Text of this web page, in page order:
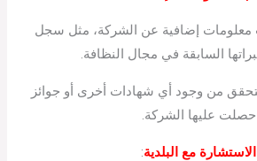
معلومات إضافية عن الشركة، مثل سجل
السابقة في مجال النظافة.
من وجود أي شهادات أخرى أو جوائز
حصلت عليها الشركة.
الاستشارة مع البلدية: